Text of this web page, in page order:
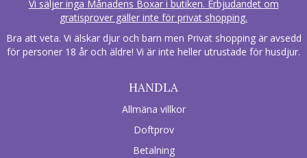
Vi säljer inga Månadens Boxar i butiken. Erbjudandet om
gratisprover gäller inte för privat shopping.
Bra att veta. Vi älskar djur och barn men Privat shopping är avsedd
för personer 18 år och äldre! Vi är inte heller utrustade för husdjur.
HANDLA
Allmäna villkor
Doftprov
Betalning